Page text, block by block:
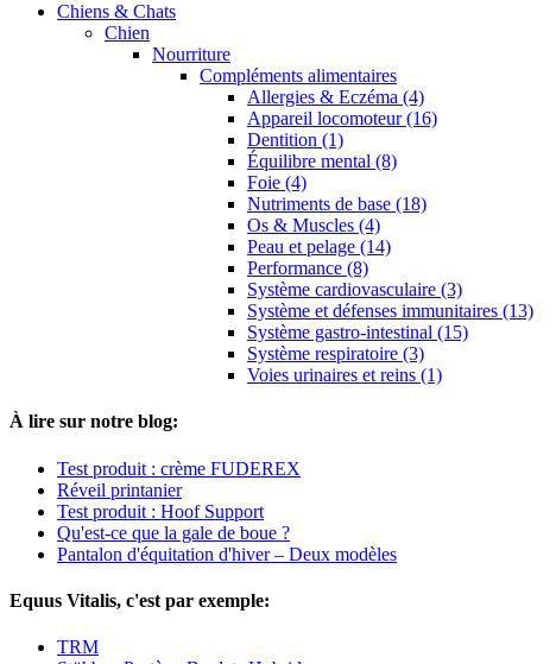
Chiens & Chats
Chien
Nourriture
Compléments alimentaires
Allergies & Eczéma (4)
Appareil locomoteur (16)
Dentition (1)
Équilibre mental (8)
Foie (4)
Nutriments de base (18)
Os & Muscles (4)
Peau et pelage (14)
Performance (8)
Système cardiovasculaire (3)
Système et défenses immunitaires (13)
Système gastro-intestinal (15)
Système respiratoire (3)
Voies urinaires et reins (1)
À lire sur notre blog:
Test produit : crème FUDEREX
Réveil printanier
Test produit : Hoof Support
Qu'est-ce que la gale de boue ?
Pantalon d'équitation d'hiver – Deux modèles
Equus Vitalis, c'est par exemple:
TRM